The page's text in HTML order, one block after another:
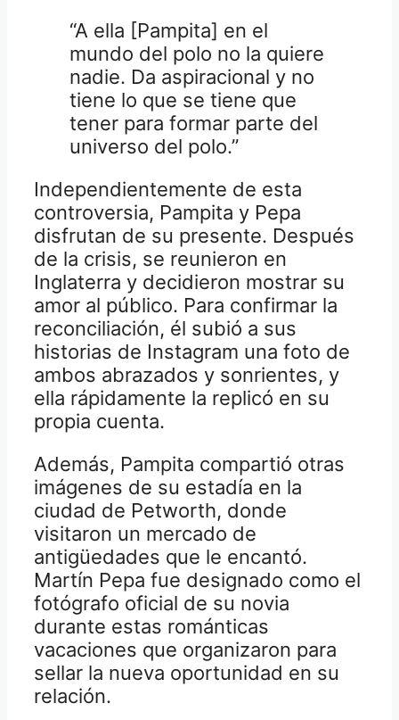
“A ella [Pampita] en el
mundo del polo no la quiere
nadie. Da aspiracional y no
tiene lo que se tiene que
tener para formar parte del
universo del polo.”
Independientemente de esta
controversia, Pampita y Pepa
disfrutan de su presente. Después
de la crisis, se reunieron en
Inglaterra y decidieron mostrar su
amor al público. Para confirmar la
reconciliación, él subió a sus
historias de Instagram una foto de
ambos abrazados y sonrientes, y
ella rápidamente la replicó en su
propia cuenta.
Además, Pampita compartió otras
imágenes de su estadía en la
ciudad de Petworth, donde
visitaron un mercado de
antigüedades que le encantó.
Martín Pepa fue designado como el
fotógrafo oficial de su novia
durante estas románticas
vacaciones que organizaron para
sellar la nueva oportunidad en su
relación.